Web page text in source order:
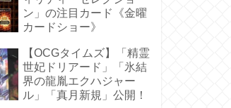
ン」の注目カード《金曜
カードショー》
【OCGタイムズ】「精霊
世妃ドリアード」「氷結
界の龍胤エクハジャー
ル」「真月新規」公開！